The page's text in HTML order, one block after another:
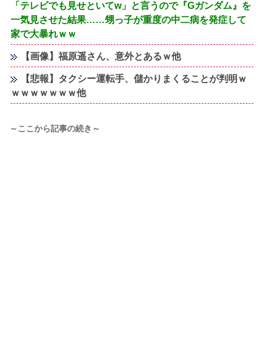
「テレビでも見せといてw」と言うので『Gガンダム』を
一気見させた結果……甥っ子が重度の中二病を発症して
家で大暴れｗｗ
【画像】福原遥さん、意外とあるｗ他
【悲報】タクシー運転手、儲かりまくることが判明ｗ
ｗｗｗｗｗｗｗ他
～ここから記事の続き～